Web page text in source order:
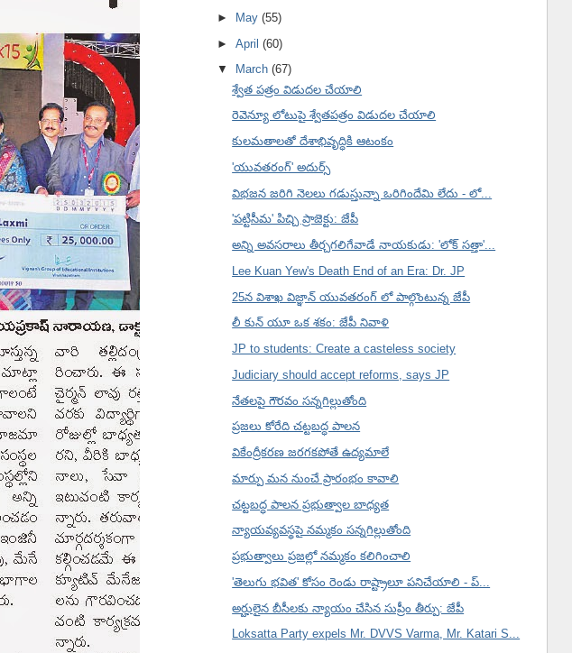
►
May(55)
►April(60)
▼
March(67)
శ్వేత పత్రం విడుదల చేయాలి
రెవెన్యూ లోటుపై శ్వేతపత్రం విడుదల చేయాలి
కులమతాలతో దేశాభివృద్ధికి ఆటంకం
'యువతరంగ్' అదుర్స్
విభజన జరిగి నెలలు గడుస్తున్నా ఒరిగిందేమి లేదు - లో...
'పట్టిసీమ' పిచ్చి ప్రాజెక్టు: జేపీ
అన్ని అవసరాలు తీర్చగలిగేవాడే నాయకుడు: 'లోక్ సత్తా'...
Lee Kuan Yew's Death End of an Era: Dr. JP
25న విశాఖ విజ్ఞాన్ యువతరంగ్ లో పాల్గొంటున్న జేపీ
లీ కున్ యూ ఒక శకం: జేపీ నివాళి
JP to students: Create a casteless society
Judiciary should accept reforms, says JP
నేతలపై గౌరవం సన్నగిల్లుతోంది
ప్రజలు కోరేది చట్టబద్ధ పాలన
వికేంద్రీకరణ జరగకపోతే ఉద్యమాలే
మార్పు మన నుంచే ప్రారంభం కావాలి
చట్టబద్ధ పాలన ప్రభుత్వాల బాధ్యత
న్యాయవ్యవస్థపై నమ్మకం సన్నగిల్లుతోంది
ప్రభుత్వాలు ప్రజల్లో నమ్మకం కలిగించాలి
'తెలుగు భవిత' కోసం రెండు రాష్ట్రాలూ పనిచేయాలి - ప్...
అర్హులైన బీసీలకు న్యాయం చేసిన సుప్రీం తీర్పు: జేపీ
Loksatta Party expels Mr. DVVS Varma, Mr. Katari S...